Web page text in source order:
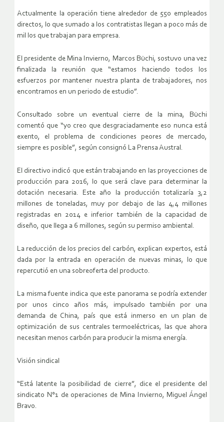
Actualmente la operación tiene alrededor de 550 empleados
directos, lo que sumado a los contratistas llegan a poco más de
mil los que trabajan para empresa.
El presidente de Mina Invierno, Marcos Büchi, sostuvo una vez
finalizada la reunión que “estamos haciendo todos los
esfuerzos por mantener nuestra planta de trabajadores, nos
encontramos en un periodo de estudio”.
Consultado sobre un eventual cierre de la mina, Büchi
comentó que “yo creo que desgraciadamente eso nunca está
exento, el problema de condiciones peores de mercado,
siempre es posible”, según consignó La Prensa Austral.
El directivo indicó que están trabajando en las proyecciones de
producción para 2016, lo que será clave para determinar la
dotación necesaria. Este año la producción totalizaría 3,2
millones de toneladas, muy por debajo de las 4,4 millones
registradas en 2014 e inferior también de la capacidad de
diseño, que llega a 6 millones, según su permiso ambiental.
La reducción de los precios del carbón, explican expertos, está
dada por la entrada en operación de nuevas minas, lo que
repercutió en una sobreoferta del producto.
La misma fuente indica que este panorama se podría extender
por unos cinco años más, impulsado también por una
demanda de China, país que está inmerso en un plan de
optimización de sus centrales termoeléctricas, las que ahora
necesitan menos carbón para producir la misma energía.
Visión sindical
“Está latente la posibilidad de cierre”, dice el presidente del
sindicato N°1 de operaciones de Mina Invierno, Miguel Ángel
Bravo.